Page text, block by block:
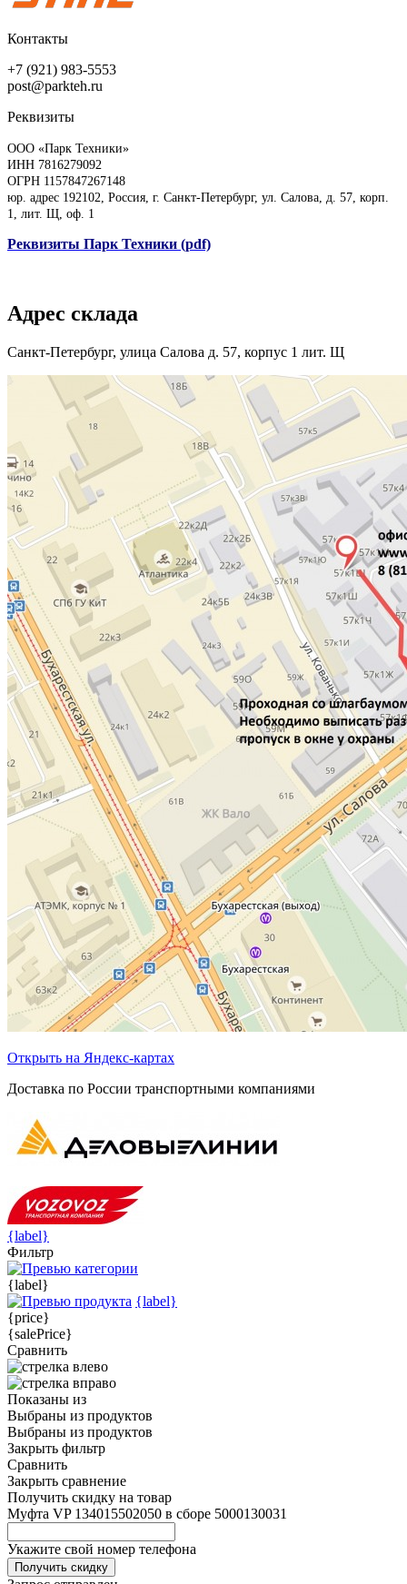
Контакты
+7 (921) 983-5553
post@parkteh.ru
Реквизиты
ООО «Парк Техники»
ИНН 7816279092
ОГРН 1157847267148
юр. адрес 192102, Россия, г. Санкт-Петербург, ул. Салова, д. 57, корп.
1, лит. Щ, оф. 1
Реквизиты Парк Техники (pdf)
Адрес склада
Санкт-Петербург, улица Салова д. 57, корпус 1 лит. Щ
Открыть на Яндекс-картах
Доставка по России транспортными компаниями
{label}
Фильтр
{label}
{label}
{price}
{salePrice}
Сравнить
Показаны из
Выбраны из продуктов
Выбраны из продуктов
Закрыть фильтр
Сравнить
Закрыть сравнение
Получить скидку на товар
Муфта VP 134015502050 в сборе 5000130031
Укажите свой номер телефона
Получить скидку